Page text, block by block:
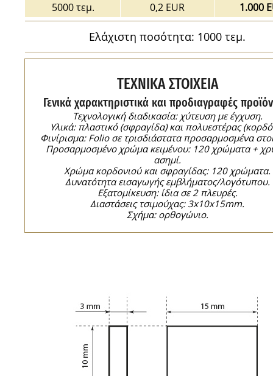
5000 τεμ.
0,2 EUR 1.000
Ελάχιστη ποσότητα: 1000 τεμ.
ΤΕΧΝΙΚΑ ΣΤΟΙΧΕΙΑ
Γενικά χαρακτηριστικά και προδιαγραφές
Τεχνολογική διαδικασία: χύτευση με έγχυση.
Υλικά: πλαστικό (σφραγίδα) και πολυεστέρας
Φινίρισμα: Folio σε τρισδιάστατα προσαρμοσμένα
Προσαρμοσμένο χρώμα κειμένου: 120 χρώματα +
ασημί.
Χρώμα κορδονιού και σφραγίδας: 120 χρώματα.
Δυνατότητα εισαγωγής εμβλήματος/λογότυπου.
Εξατομίκευση: ίδια σε 2 πλευρές.
Διαστάσεις τσιμούχας: 3x10x15mm.
Σχήμα: ορθογώνιο.